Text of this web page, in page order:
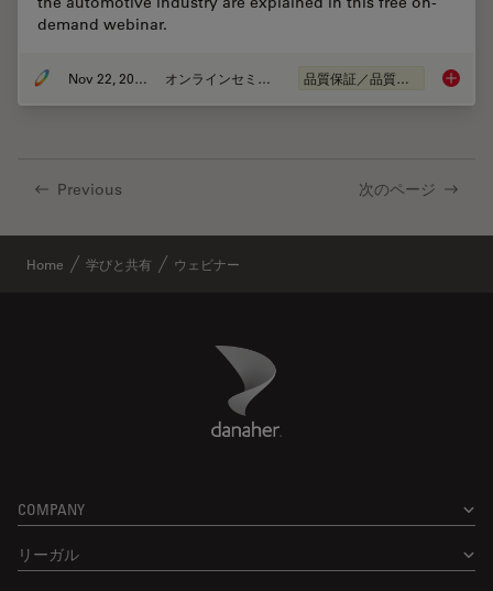
demand webinar.
Nov 22, 2022 オンラインセミナー 品質保証／品質管理
Previous 次のページ
Home 学びと共有 ウェビナー
Danaher Logo
COMPANY
リーガル